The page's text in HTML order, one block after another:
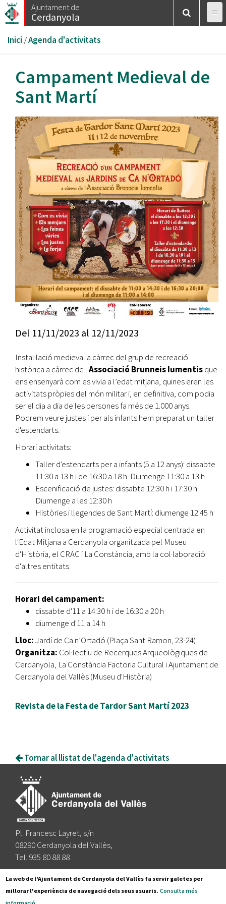
Vés
al
Ajuntament de
Cerdanyola
Esteu
aquí
Inici /Agenda d'activitats
Campament Medieval de
Sant Martí
Del 11/11/2023 al 12/11/2023
Instal·lació medieval a càrrec del grup de recreació
històrica a càrrec de l'Associació Brunneis Iumentisque
ens ensenyarà com es vivia a l’edat mitjana, quines eren les
activitats pròpies del món militar i, en definitiva, com podia
ser el dia a dia de les persones fa més de 1.000 anys.
Podrem veure justes i per als infants hem preparat un taller
d'estendarts.
Horari activitats:
Taller d'estendarts per a infants (5 a 12 anys): dissabte
11:30 a 13 h i de 16:30 a 18 h. Diumenge 11:30 a 13 h
Escenificació de justes: dissabte 12:30 h i 17:30 h.
Diumenge a les 12:30 h
Històries i llegendes de Sant Martí: diumenge 12:45 h
Activitat inclosa en la programació especial centrada en
l'Edat Mitjana a Cerdanyola organitzada pel Museu
d'Història, el CRAC i La Constància, amb la col·laboració
d'altres entitats.
Horari del campament:
dissabte d'11 a 14:30 h i de 16:30 a 20 h
diumenge d'11 a 14 h
Lloc:Jardí de Ca n’Ortadó (Plaça Sant Ramon, 23-24)
Organitza: Col·lectiu de Recerques Arqueològiques de
Cerdanyola, La Constància Factoria Cultural i Ajuntament de
Cerdanyola del Vallès (Museu d'Història)
Revista de la Festa de Tardor Sant Martí 2023
Tornar al llistat de l'agenda d'activitats
Pl. Francesc Layret, s/n
08290 Cerdanyola del Vallès,
Tel. 935 80 88 88
Segueix-nos a:
La web de l'Ajuntament de Cerdanyola del Vallès fa servir galetes per
millorar l'experiència de navegació dels seus usuaris. Consulta més